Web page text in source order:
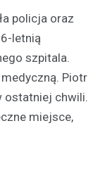
policja oraz
letnią
szpitala.
Piotr
ostatniej chwili.
miejsce,